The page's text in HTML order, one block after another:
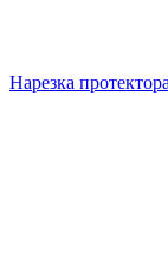
Нарезка протектора